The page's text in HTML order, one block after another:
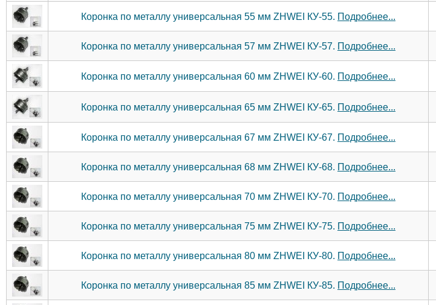
Коронка по металлу универсальная 55 мм ZHWEI КУ-55. Подробнее...
Коронка по металлу универсальная 57 мм ZHWEI КУ-57. Подробнее...
Коронка по металлу универсальная 60 мм ZHWEI КУ-60. Подробнее...
Коронка по металлу универсальная 65 мм ZHWEI КУ-65. Подробнее...
Коронка по металлу универсальная 67 мм ZHWEI КУ-67. Подробнее...
Коронка по металлу универсальная 68 мм ZHWEI КУ-68. Подробнее...
Коронка по металлу универсальная 70 мм ZHWEI КУ-70. Подробнее...
Коронка по металлу универсальная 75 мм ZHWEI КУ-75. Подробнее...
Коронка по металлу универсальная 80 мм ZHWEI КУ-80. Подробнее...
Коронка по металлу универсальная 85 мм ZHWEI КУ-85. Подробнее...